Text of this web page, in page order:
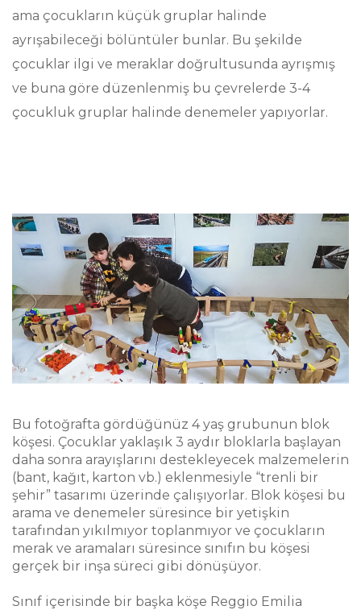
Çocukların doğada olma halini bizim için çok
önemli ve gün içinde sık sık okul bahçesi ve
haftada 2 yarım günlerini Yıldız Parkında
geçirmeleri dışında 4 yaş itibariyle düzenli olarak
ayda 1 gün Beykoz'da bulunan Permakamp
Çocukların burada geçirdikleri süreci detaylı olarak
incelemek için tıklayın!
ama çocukların küçük gruplar halinde
ayrışabileceği bölüntüler bunlar. Bu şekilde
çocuklar ilgi ve meraklar doğrultusunda ayrışmış
ve buna göre düzenlenmiş bu çevrelerde 3-4
çocukluk gruplar halinde denemeler yapıyorlar.
Bu fotoğrafta gördüğünüz 4 yaş grubunun blok
köşesi. Çocuklar yaklaşık 3 aydır bloklarla başlayan
daha sonra arayışlarını destekleyecek malzemelerin
(bant, kağıt, karton vb.) eklenmesiyle “trenli bir
şehir” tasarımı üzerinde çalışıyorlar. Blok köşesi bu
arama ve denemeler süresince bir yetişkin
tarafından yıkılmıyor toplanmıyor ve çocukların
merak ve aramaları süresince sınıfın bu köşesi
gerçek bir inşa süreci gibi dönüşüyor.
Sınıf içerisinde bir başka köşe Reggio Emilia